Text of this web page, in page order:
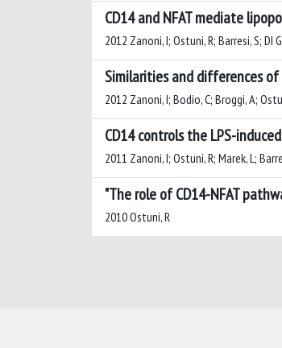
CD14 and NFAT mediate
2012 Zanoni, I; Ostuni, R; Barresi, S; DI
Similarities and differences of
2012 Zanoni, I; Bodio, C; Broggi, A;
CD14 controls the LPS-
2011 Zanoni, I; Ostuni, R; Marek, L;
"The role of CD14-NFAT
2010 Ostuni, R